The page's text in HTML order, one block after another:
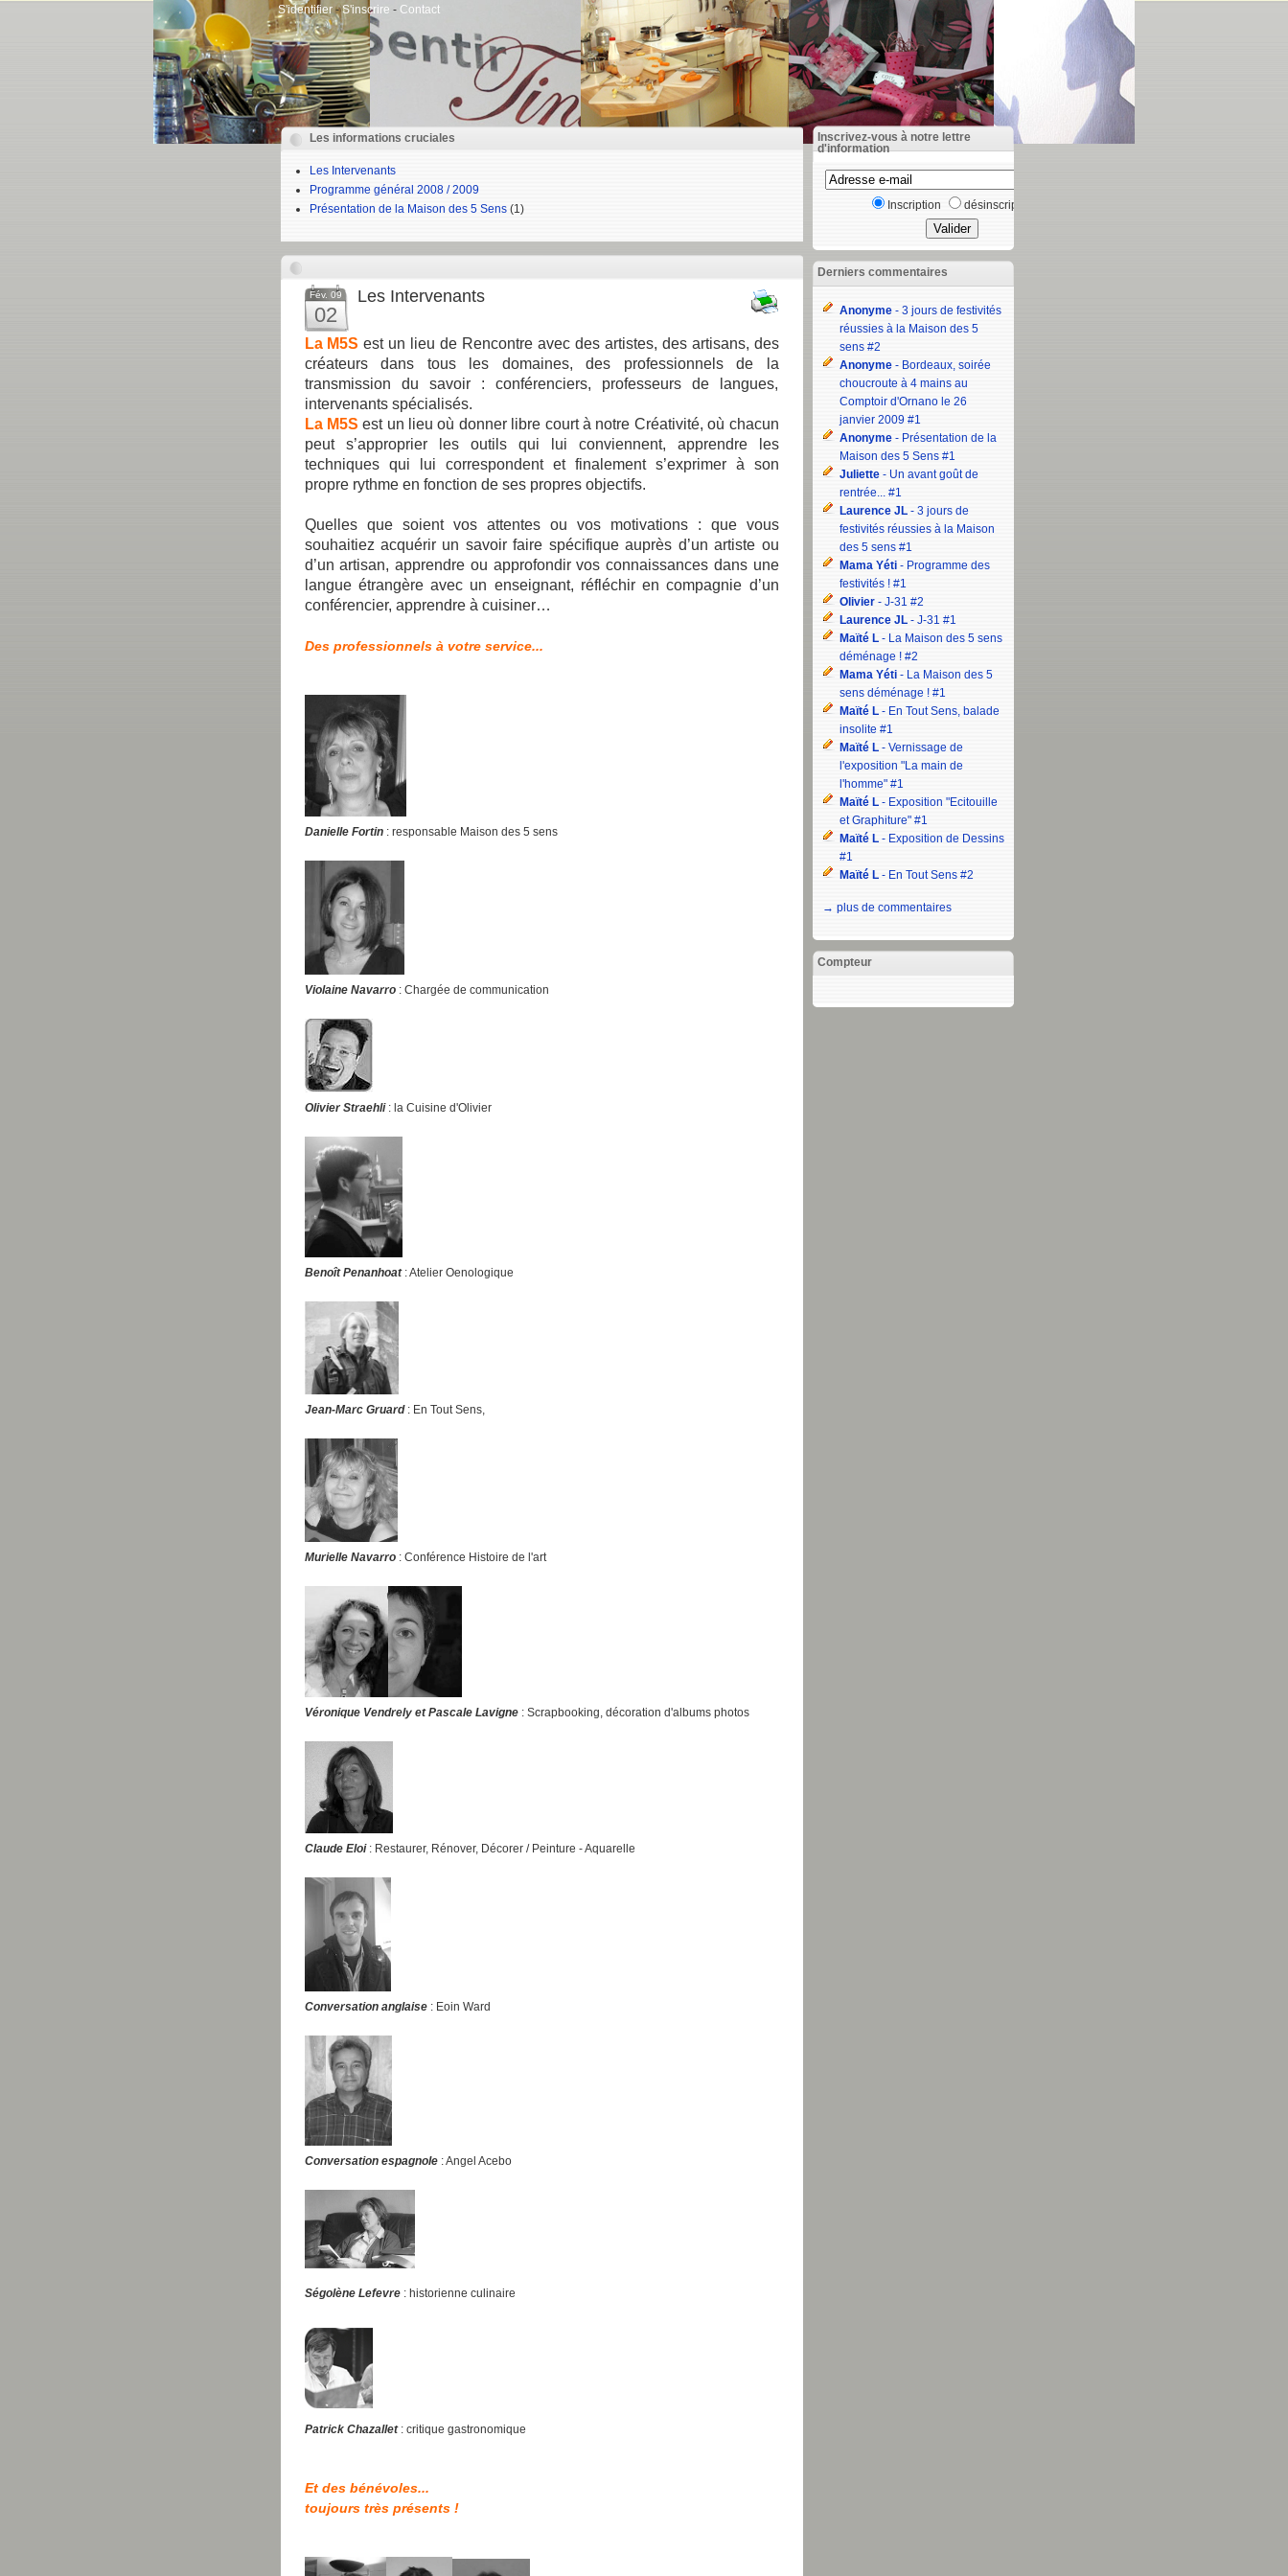
S'identifier -S'inscrire - Contact
Les informations cruciales
Les Intervenants
Programme général 2008 / 2009
Présentation de la Maison des 5 Sens(1)
Fév. 09
02
Les Intervenants
La M5S est un lieu de Rencontre avec des artistes, des artisans, des
créateurs dans tous les domaines, des professionnels de la
transmission du savoir : conférenciers, professeurs de langues,
intervenants spécialisés.
La M5S est un lieu où donner libre court à notre Créativité, où chacun
peut s’approprier les outils qui lui conviennent, apprendre les
techniques qui lui correspondent et finalement s’exprimer à son
propre rythme en fonction de ses propres objectifs.
Quelles que soient vos attentes ou vos motivations : que vous
souhaitiez acquérir un savoir faire spécifique auprès d’un artiste ou
d’un artisan, apprendre ou approfondir vos connaissances dans une
langue étrangère avec un enseignant, réfléchir en compagnie d’un
conférencier, apprendre à cuisiner…
Des professionnels à votre service...
Danielle Fortin : responsable Maison des 5 sens
Violaine Navarro: Chargée de communication
Olivier Straehli : la Cuisine d'Olivier
Benoît Penanhoat : Atelier Oenologique
Jean-Marc Gruard : En Tout Sens,
Murielle Navarro : Conférence Histoire de l'art
Véronique Vendrely et Pascale Lavigne: Scrapbooking, décoration d'albums photos
Claude Eloi : Restaurer, Rénover, Décorer / Peinture - Aquarelle
Conversation anglaise : Eoin Ward
Conversation espagnole: Angel Acebo
Ségolène Lefevre : historienne culinaire
PatrickChazallet : critique gastronomique
Et des bénévoles...
toujours très présents !
Inscrivez-vous à notre lettre
d'information
Inscription désinscription
Derniers commentaires
Anonyme- 3 jours de festivités
réussies à la Maison des 5
sens #2
Anonyme- Bordeaux, soirée
choucroute à 4 mains au
Comptoir d'Ornano le 26
janvier 2009 #1
Anonyme- Présentation de la
Maison des 5 Sens #1
Juliette- Un avant goût de
rentrée... #1
Laurence JL- 3 jours de
festivités réussies à la Maison
des 5 sens #1
Mama Yéti- Programme des
festivités ! #1
Olivier- J-31 #2
Laurence JL- J-31 #1
Maïté L- La Maison des 5 sens
déménage ! #2
Mama Yéti- La Maison des 5
sens déménage ! #1
Maïté L- En Tout Sens, balade
insolite #1
Maïté L- Vernissage de
l'exposition "La main de
l'homme" #1
Maïté L- Exposition "Ecitouille
et Graphiture" #1
Maïté L- Exposition de Dessins
#1
Maïté L- En Tout Sens #2
→ plus de commentaires
Compteur